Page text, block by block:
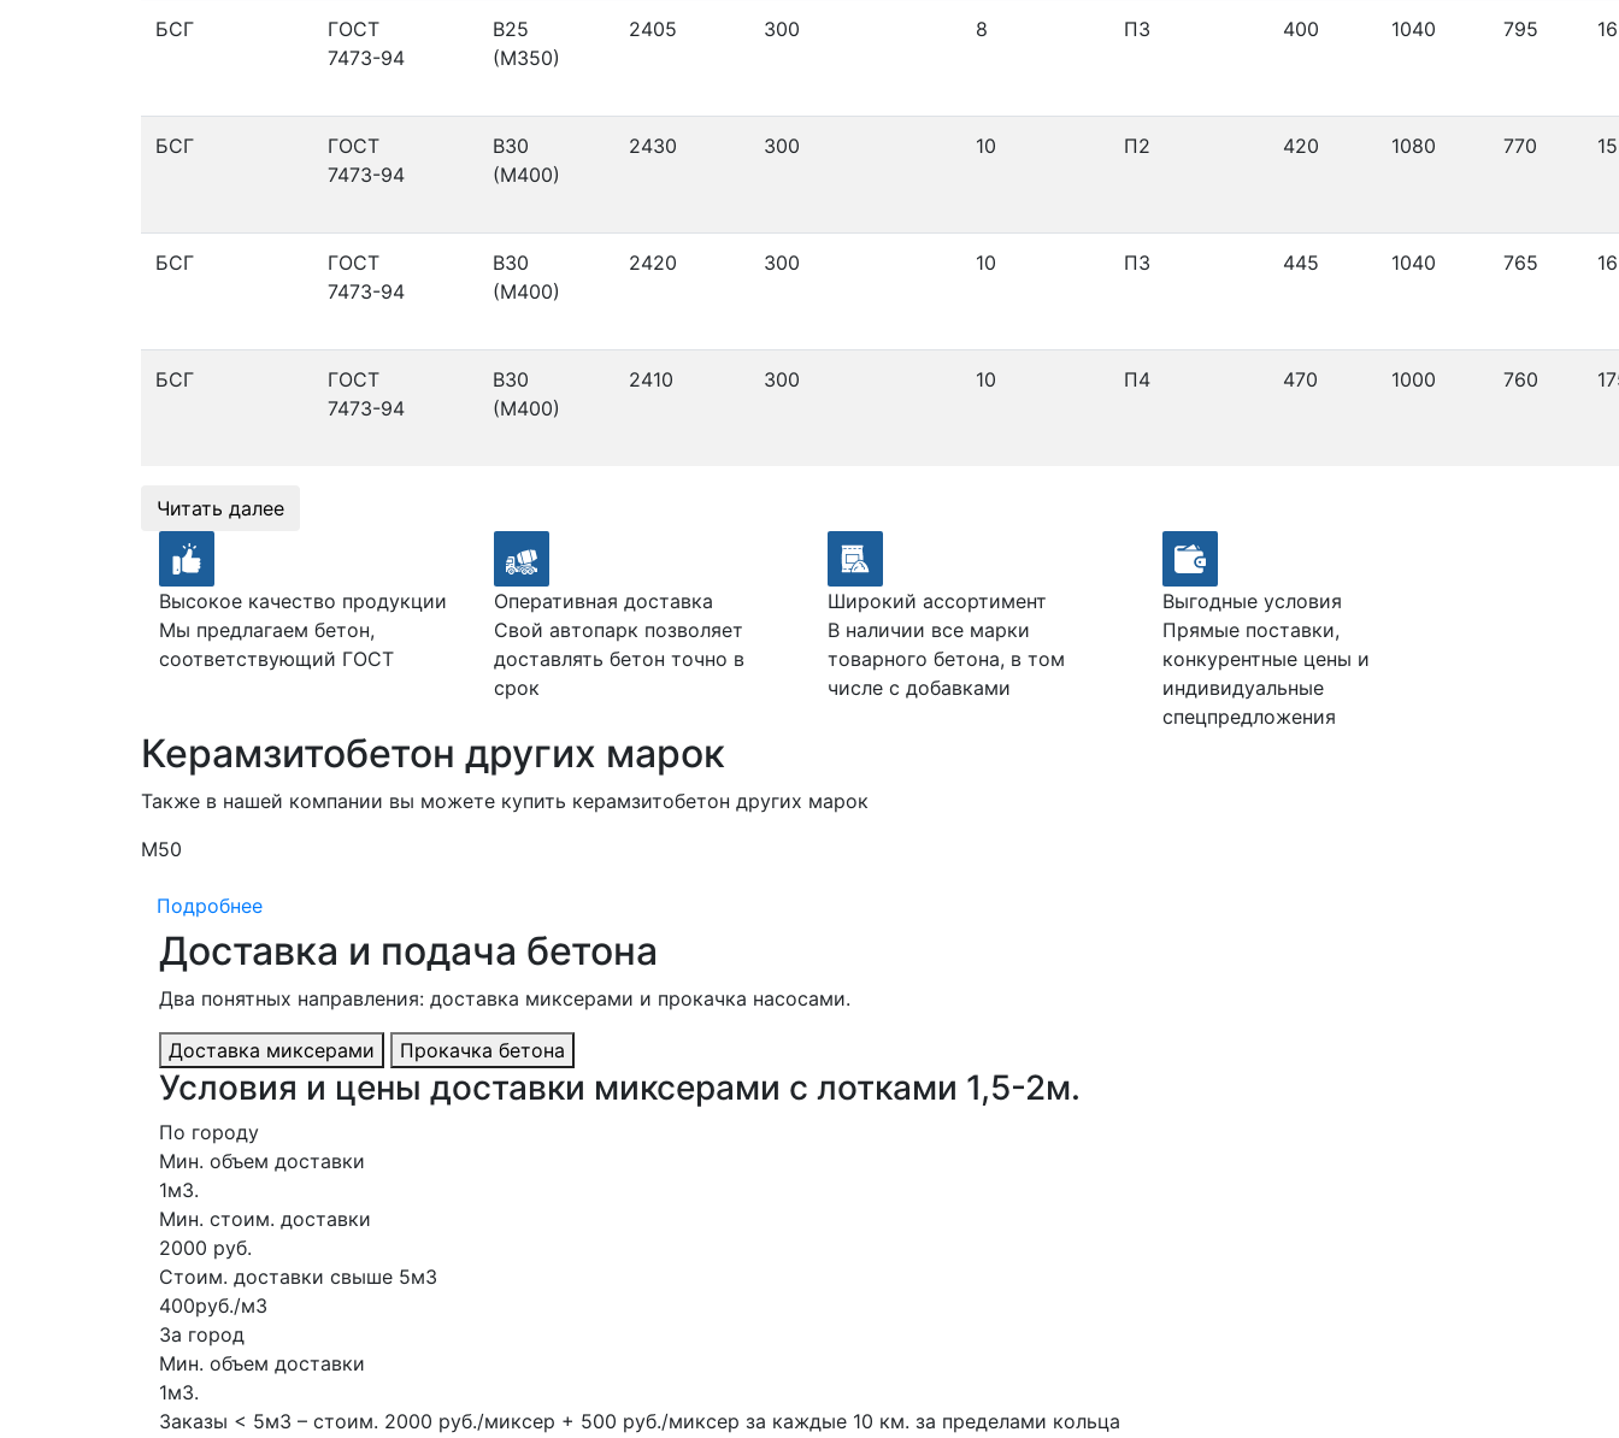
БСГ
ГОСТ
7473-94
В25
(М350)
2405 300 8 П3 400 1040 795
БСГ
ГОСТ
7473-94
В30
(М400)
2430 300 10 П2 420 1080 770
БСГ
ГОСТ
7473-94
В30
(М400)
2420 300 10 П3 445 1040 765
БСГ
ГОСТ
7473-94
В30
(М400)
2410 300 10 П4 470 1000 760
Читать далее
Высокое качество продукции
Мы предлагаем бетон,
соответствующий ГОСТ
Оперативная доставка
Свой автопарк позволяет
доставлять бетон точно в
срок
Широкий ассортимент
В наличии все марки
товарного бетона, в том
числе с добавками
Выгодные условия
Прямые поставки,
конкурентные цены и
индивидуальные
спецпредложения
Керамзитобетон других марок
Также в нашей компании вы можете купить керамзитобетон других марок
М50
Подробнее
Доставка и подача бетона
Два понятных направления: доставка миксерами и прокачка насосами.
Доставка миксерами Прокачка бетона
Условия и цены доставки миксерами с лотками 1,5-2м.
По городу
Мин. объем доставки
1м3.
Мин. стоим. доставки
2000 руб.
Стоим. доставки свыше 5м3
400руб./м3
За город
Мин. объем доставки
1м3.
Заказы < 5м3 – стоим. 2000 руб./миксер + 500 руб./миксер за каждые 10 км. за пределами кольца